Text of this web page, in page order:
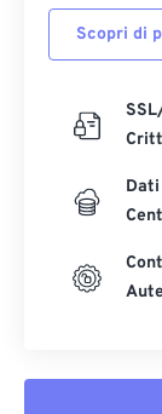
Scopri di